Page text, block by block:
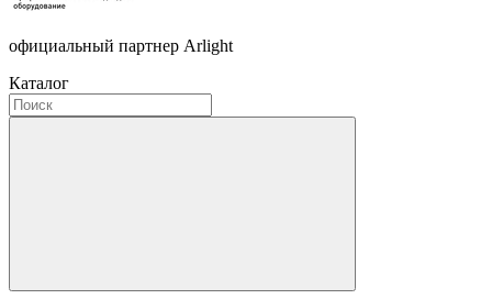
официальный партнер Arlight
Каталог